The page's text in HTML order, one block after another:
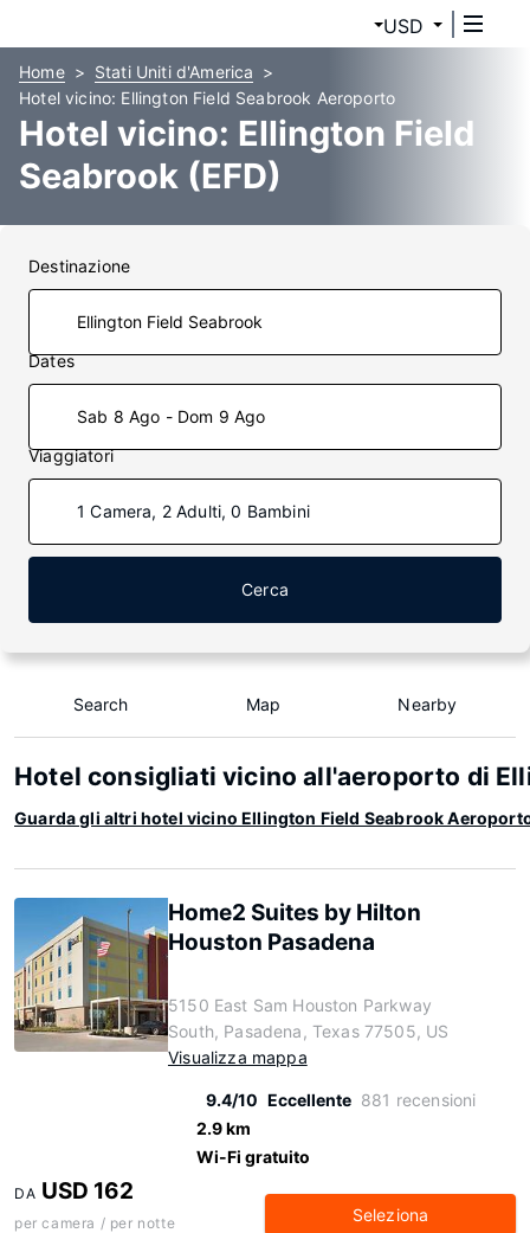
USD
Home
Stati Uniti d'America
Hotel vicino: Ellington Field Seabrook Aeroporto
Hotel vicino: Ellington Field
Seabrook (EFD)
Destinazione
Dates
Sab 8 Ago - Dom 9 Ago
Viaggiatori
1 Camera, 2 Adulti, 0 Bambini
Cerca
Search Map Nearby
Hotel consigliati vicino all'aeroporto di
Guarda gli altri hotel vicino Ellington Field Seabrook
Home2 Suites by Hilton
Houston Pasadena
5150 East Sam Houston Parkway
South, Pasadena, Texas 77505, US
Visualizza mappa
9.4/10 Eccellente 881 recensioni
2.9 km
Wi-Fi gratuito
DA USD 162
per camera / per notte Seleziona